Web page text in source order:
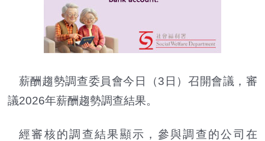
薪酬趨勢調查委員會今日（3日）召開會議，審
議2026年薪酬趨勢調查結果。
經審核的調查結果顯示，參與調查的公司在